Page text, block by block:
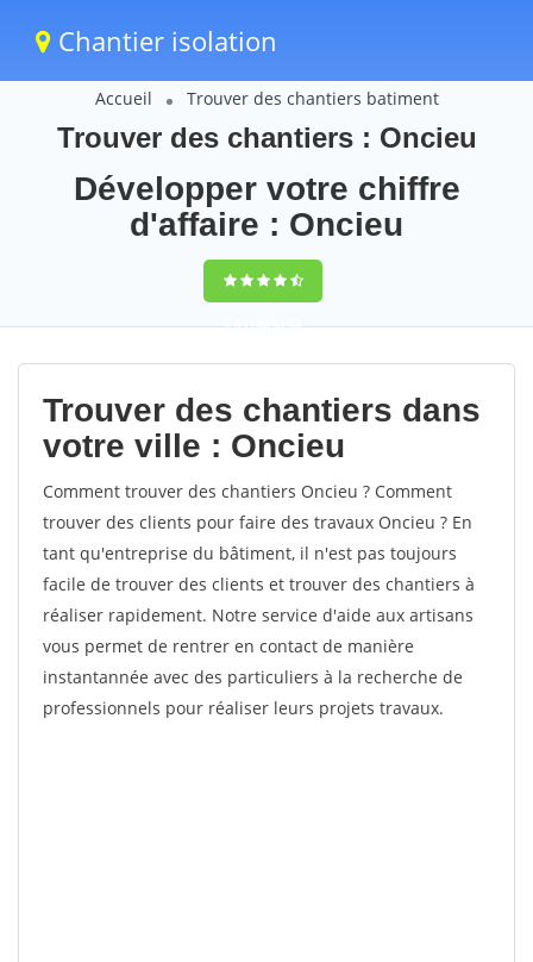
Chantier isolation
Accueil Trouver des chantiers batiment
Trouver des chantiers : Oncieu
Développer votre chiffre
d'affaire : Oncieu
9,5(100%)58
votes
Trouver des chantiers dans
votre ville : Oncieu
Comment trouver des chantiers Oncieu ? Comment
trouver des clients pour faire des travaux Oncieu ? En
tant qu'entreprise du bâtiment, il n'est pas toujours
facile de trouver des clients et trouver des chantiers à
réaliser rapidement. Notre service d'aide aux artisans
vous permet de rentrer en contact de manière
instantannée avec des particuliers à la recherche de
professionnels pour réaliser leurs projets travaux.